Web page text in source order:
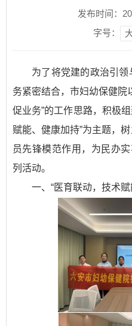
发布时间：
字号：
为了将党建的政治引
务紧密结合，市妇幼保健院
促业务”的工作思路，积极
赋能、健康加持”为主题，
员先锋模范作用，为民办
列活动。
一、“医育联动，技术